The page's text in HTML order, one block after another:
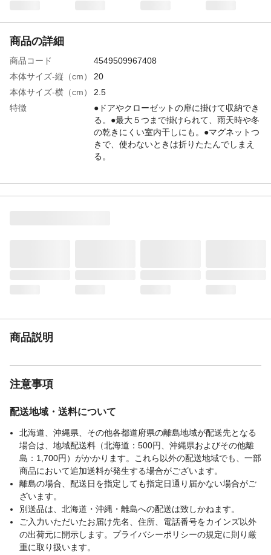
商品の詳細
商品コード
4549509967408
本体サイズ-縦（cm）
20
本体サイズ-横（cm）
2.5
特徴
●ドアやクローゼットの扉に掛けて収納でき
る。●最大５つまで掛けられて、雨天時や冬
の乾きにくい室内干しにも。●マグネットつ
きで、使わないときは折りたたんでしまえ
る。
然木、マグネット
商品説明
注意事項
配送地域・送料について
北海道、沖縄県、その他各都道府県の離島地域が配送先となる
場合は、地域配送料（北海道：500円、沖縄県およびその他離
島：1,700円）がかかります。これら以外の配送地域でも、一部
商品において追加送料が発生する場合がございます。
離島の場合、配送日を指定しても指定日通り届かない場合がご
ざいます。
別送品は、北海道・沖縄・離島への配送は致しかねます。
ご入力いただいたお届け先名、住所、電話番号をカインズ以外
の出荷元に開示します。プライバシーポリシーの規定に則り厳
重に取り扱います。